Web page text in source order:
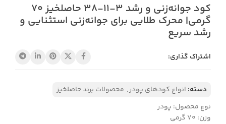
کود جوانه‌زنی و رشد ۳-۱۱-۳۸ حاصلخیز 70
گرمی| محرک طلایی برای جوانه‌زنی استثنایی و
رشد سریع
اشتراک گذاری:
دسته: انواع کودهای پودر, محصولات برند حاصلخیز
نوع محصول: پودر
وزن: ۷۰ گرمی